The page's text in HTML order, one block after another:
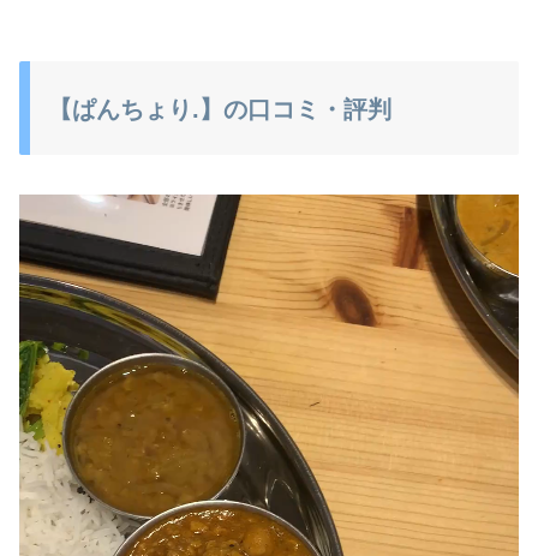
【ぱんちょり.】の口コミ・評判